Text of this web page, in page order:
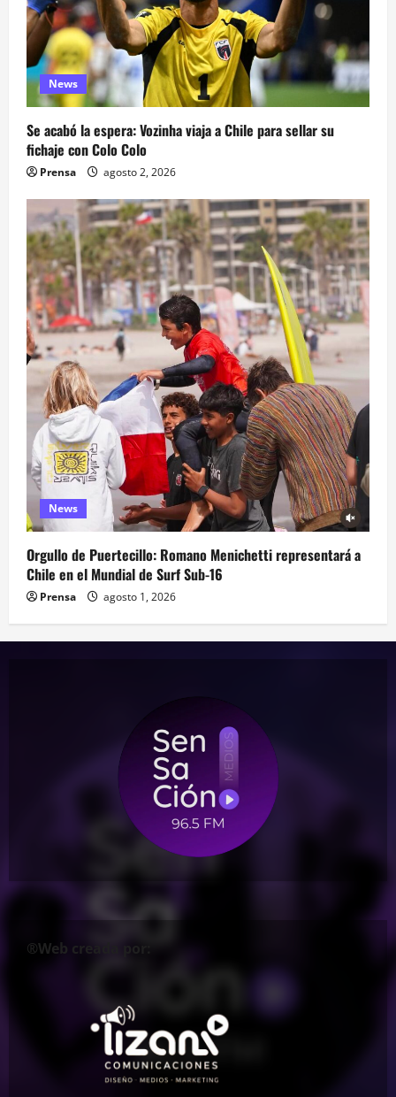
News
Se acabó la espera: Vozinha viaja a Chile para sellar su
fichaje con Colo Colo
Prensa agosto 2, 2026
News
Orgullo de Puertecillo: Romano Menichetti representará a
Chile en el Mundial de Surf Sub-16
Prensa agosto 1, 2026
®Web creada por: